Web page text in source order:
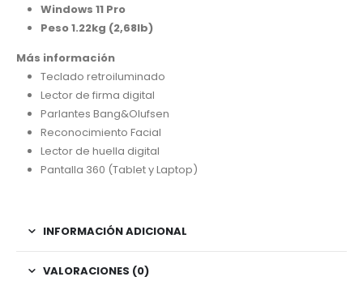
Windows 11 Pro
Peso 1.22kg (2,68lb)
Más información
Teclado retroiluminado
Lector de firma digital
Parlantes Bang&Olufsen
Reconocimiento Facial
Lector de huella digital
Pantalla 360 (Tablet y Laptop)
INFORMACIÓN ADICIONAL
VALORACIONES (0)